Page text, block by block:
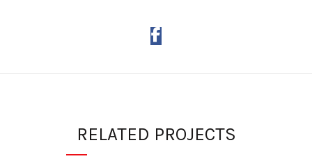
RELATED PROJECTS